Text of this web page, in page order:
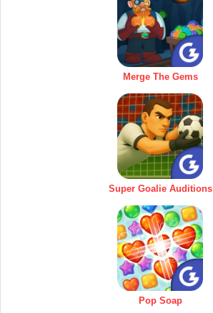
Merge The Gems
Super Goalie Auditions
Pop Soap